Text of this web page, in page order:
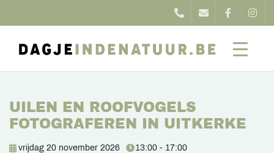
UILEN EN ROOFVOGELS
FOTOGRAFEREN IN UITKERKE
vrijdag 20 november 2026
13:00 - 17:00